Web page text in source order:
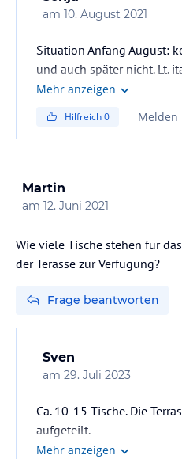
am 10. August 2021
Situation Anfang August:
und auch später nicht. Lt.
Hotels keine
Mehr anzeigen
Hilfreich0 Melden
Martin
am 12. Juni 2021
Wie viele Tische stehen für
der Terasse zur Verfügung?
Frage beantworten
Sven
am 29. Juli 2023
Ca. 10-15 Tische. Die
aufgeteilt.
Mehr anzeigen